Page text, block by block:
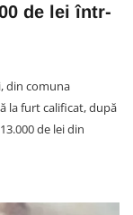
de lei într-
din comuna
la furt calificat, după
de lei din